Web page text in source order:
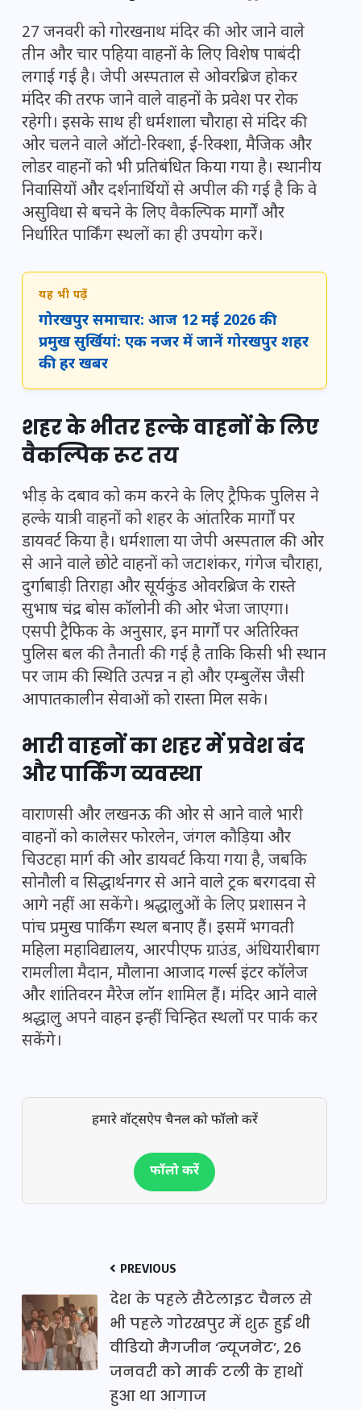
27 जनवरी को गोरखनाथ मंदिर की ओर जाने वाले
तीन और चार पहिया वाहनों के लिए विशेष पाबंदी
लगाई गई है। जेपी अस्पताल से ओवरब्रिज होकर
मंदिर की तरफ जाने वाले वाहनों के प्रवेश पर रोक
रहेगी। इसके साथ ही धर्मशाला चौराहा से मंदिर की
ओर चलने वाले ऑटो-रिक्शा, ई-रिक्शा, मैजिक और
लोडर वाहनों को भी प्रतिबंधित किया गया है। स्थानीय
निवासियों और दर्शनार्थियों से अपील की गई है कि वे
असुविधा से बचने के लिए वैकल्पिक मार्गों और
निर्धारित पार्किंग स्थलों का ही उपयोग करें।
यह भी पढ़ें
गोरखपुर समाचार: आज 12 मई 2026 की
प्रमुख सुर्खियां: एक नजर में जानें गोरखपुर शहर
की हर खबर
शहर के भीतर हल्के वाहनों के लिए
वैकल्पिक रूट तय
भीड़ के दबाव को कम करने के लिए ट्रैफिक पुलिस ने
हल्के यात्री वाहनों को शहर के आंतरिक मार्गों पर
डायवर्ट किया है। धर्मशाला या जेपी अस्पताल की ओर
से आने वाले छोटे वाहनों को जटाशंकर, गंगेज चौराहा,
दुर्गाबाड़ी तिराहा और सूर्यकुंड ओवरब्रिज के रास्ते
सुभाष चंद्र बोस कॉलोनी की ओर भेजा जाएगा।
एसपी ट्रैफिक के अनुसार, इन मार्गों पर अतिरिक्त
पुलिस बल की तैनाती की गई है ताकि किसी भी स्थान
पर जाम की स्थिति उत्पन्न न हो और एम्बुलेंस जैसी
आपातकालीन सेवाओं को रास्ता मिल सके।
भारी वाहनों का शहर में प्रवेश बंद
और पार्किंग व्यवस्था
वाराणसी और लखनऊ की ओर से आने वाले भारी
वाहनों को कालेसर फोरलेन, जंगल कौड़िया और
चिउटहा मार्ग की ओर डायवर्ट किया गया है, जबकि
सोनौली व सिद्धार्थनगर से आने वाले ट्रक बरगदवा से
आगे नहीं आ सकेंगे। श्रद्धालुओं के लिए प्रशासन ने
पांच प्रमुख पार्किंग स्थल बनाए हैं। इसमें भगवती
महिला महाविद्यालय, आरपीएफ ग्राउंड, अंधियारीबाग
रामलीला मैदान, मौलाना आजाद गर्ल्स इंटर कॉलेज
और शांतिवरन मैरेज लॉन शामिल हैं। मंदिर आने वाले
श्रद्धालु अपने वाहन इन्हीं चिन्हित स्थलों पर पार्क कर
सकेंगे।
हमारे वॉट्सऐप चैनल को फॉलो करें
फॉलो करें
PREVIOUS
देश के पहले सैटेलाइट चैनल से
भी पहले गोरखपुर में शुरू हुई थी
वीडियो मैगजीन ‘न्यूजनेट’, 26
जनवरी को मार्क टली के हाथों
हुआ था आगाज